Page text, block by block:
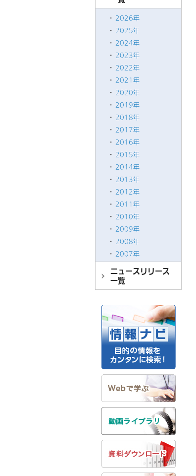
2026年
2025年
2024年
2023年
2022年
2021年
2020年
2019年
2018年
2017年
2016年
2015年
2014年
2013年
2012年
2011年
2010年
2009年
2008年
2007年
ニュースリリース
一覧